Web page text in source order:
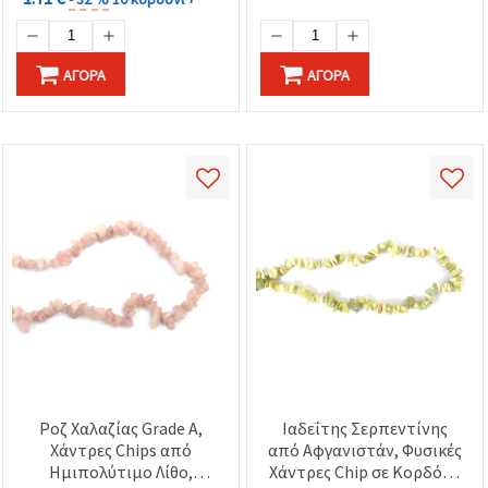
ΑΓΟΡΆ ΑΓΟΡΆ
Ροζ Χαλαζίας Grade A,
Χάντρες Chips από
Ημιπολύτιμο Λίθο,
Ιαδεΐτης Σερπεντίνης
από Αφγανιστάν, Φυσικές
Χάντρες Chip σε Κορδόνι,